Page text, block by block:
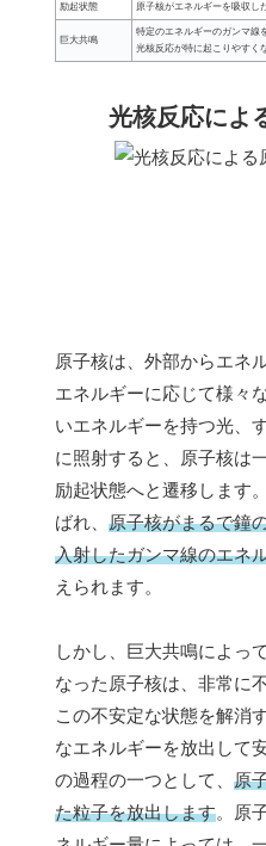
励起状態 原子核がエネルギーを吸収し
巨大共鳴
特定のエネルギーのガンマ線
光核反応が特に起こりやすく
光核反応によ
原子核は、外部からエネ
エネルギーに応じて様々
いエネルギーを持つ光、
に照射すると、原子核は
励起状態へと遷移します
ばれ、 原子核がまるで鐘
入射したガンマ線のエネ
えられます。
しかし、巨大共鳴によっ
なった原子核は、非常に
この不安定な状態を解消
なエネルギーを放出して
の過程の一つとして、 原
た粒子を放出します。原